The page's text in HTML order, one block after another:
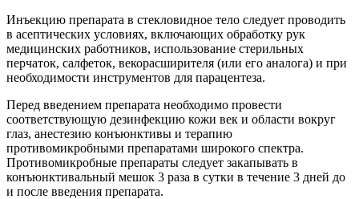
Инъекцию препарата в стекловидное тело следует проводить
в асептических условиях, включающих обработку рук
медицинских работников, использование стерильных
перчаток, салфеток, векорасширителя (или его аналога) и при
необходимости инструментов для парацентеза.
Перед введением препарата необходимо провести
соответствующую дезинфекцию кожи век и области вокруг
глаз, анестезию конъюнктивы и терапию
противомикробными препаратами широкого спектра.
Противомикробные препараты следует закапывать в
конъюнктивальный мешок 3 раза в сутки в течение 3 дней до
и после введения препарата.